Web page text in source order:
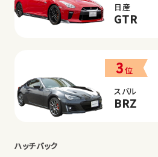
日産
GTR
3位
スバル
BRZ
ハッチバック